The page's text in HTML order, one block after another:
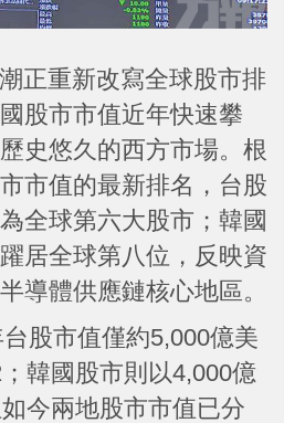
正重新改寫全球股市排
股市市值近年快速攀
史悠久的西方市場。根
市值的最新排名，台股
全球第六大股市；韓國
居全球第八位，反映資
導體供應鏈核心地區。
股市值僅約5,000億美
韓國股市則以4,000億
今兩地股市市值已分